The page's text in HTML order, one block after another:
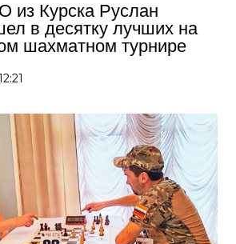
из Курска Руслан
в десятку лучших на
шахматном турнире